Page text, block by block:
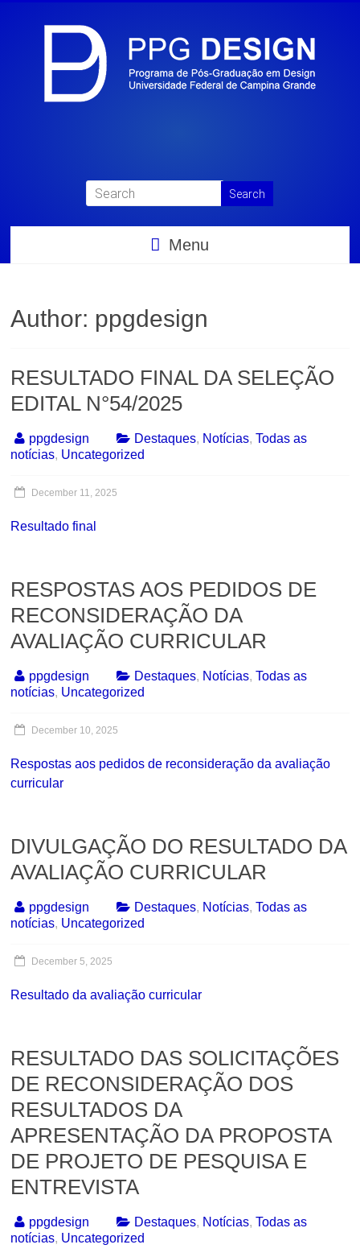
Menu
Author: ppgdesign
RESULTADO FINAL DA SELEÇÃO
EDITAL N°54/2025
ppgdesign Destaques, Notícias,Todas as
notícias, Uncategorized
December 11, 2025
Resultado final
RESPOSTAS AOS PEDIDOS DE
RECONSIDERAÇÃO DA
AVALIAÇÃO CURRICULAR
ppgdesign Destaques, Notícias,Todas as
notícias, Uncategorized
December 10, 2025
Respostas aos pedidos de reconsideração da avaliação
curricular
DIVULGAÇÃO DO RESULTADO DA
AVALIAÇÃO CURRICULAR
ppgdesign Destaques, Notícias,Todas as
notícias, Uncategorized
December 5, 2025
Resultado da avaliação curricular
RESULTADO DAS SOLICITAÇÕES
DE RECONSIDERAÇÃO DOS
RESULTADOS DA
APRESENTAÇÃO DA PROPOSTA
DE PROJETO DE PESQUISA E
ENTREVISTA
ppgdesign Destaques, Notícias,Todas as
notícias, Uncategorized